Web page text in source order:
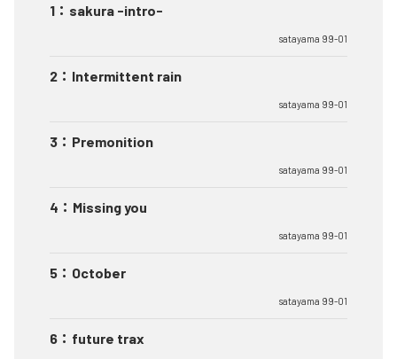
1 ： sakura -intro-
satayama 99-01
2 ： Intermittent rain
satayama 99-01
3 ： Premonition
satayama 99-01
4 ： Missing you
satayama 99-01
5 ： October
satayama 99-01
6 ： future trax